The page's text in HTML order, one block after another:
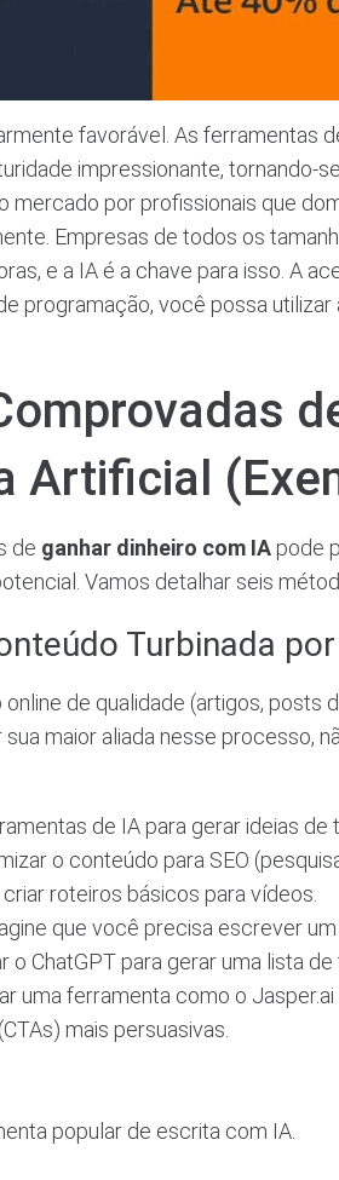
favorável. As ferramentas
impressionante, tornando-
mercado por profissionais que
Empresas de todos os
e a IA é a chave para isso. A
programação, você possa utilizar
Artificial
de ganhar dinheiro com IA pode
Vamos detalhar seis
Turbinada
de qualidade (artigos,
maior aliada nesse processo,
de IA para gerar ideias
o conteúdo para SEO
roteiros básicos para vídeos.
que você precisa escrever
o ChatGPT para gerar uma lista
uma ferramenta como o
mais persuasivas.
popular de escrita com IA.